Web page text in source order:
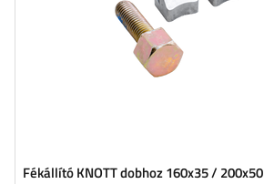
Fékállító KNOTT dobhoz 160x35 / 200x50